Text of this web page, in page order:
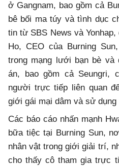
ở Gangnam, bao gồm cả
bê bối ma túy và tình dục
tin từ SBS News và
Ho, CEO của Burning
trong mạng lưới bạn bè và
án, bao gồm cả Seungri,
người trực tiếp liên quan
giới gái mại dâm và sử dụng
Các báo cáo nhấn mạnh
bữa tiệc tại Burning Sun,
nhân vật trong giới giải trí,
cho thấy cô tham gia trực